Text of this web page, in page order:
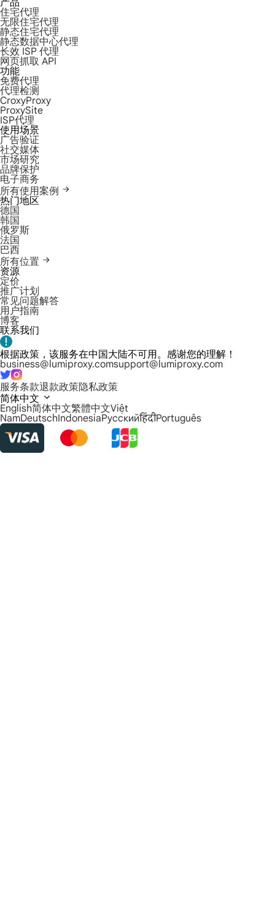
产品
住宅代理
无限住宅代理
静态住宅代理
静态数据中心代理
长效 ISP 代理
网页抓取 API
功能
免费代理
代理检测
CroxyProxy
ProxySite
ISP代理
使用场景
广告验证
社交媒体
市场研究
品牌保护
电子商务
所有使用案例
热门地区
德国
韩国
俄罗斯
法国
巴西
所有位置
资源
定价
推广计划
常见问题解答
用户指南
博客
联系我们
根据政策，该服务在中国大陆不可用。感谢您的理解！
business@lumiproxy.comsupport@lumiproxy.com
服务条款退款政策隐私政策
简体中文
English简体中文繁體中文Việt
NamDeutschIndonesiaРусскийहिंदीPortuguês